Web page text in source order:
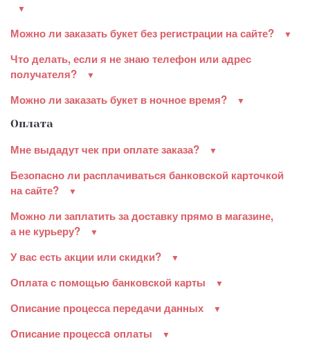
Можно ли заказать букет без регистрации на сайте?
Что делать, если я не знаю телефон или адрес
получателя?
Можно ли заказать букет в ночное время?
Оплата
Мне выдадут чек при оплате заказа?
Безопасно ли расплачиваться банковской карточкой
на сайте?
Можно ли заплатить за доставку прямо в магазине,
а не курьеру?
У вас есть акции или скидки?
Оплата с помощью банковской карты
Описание процесса передачи данных
Описание процессa оплаты